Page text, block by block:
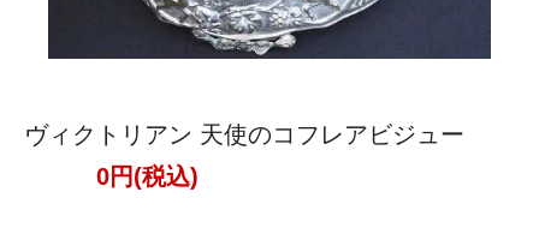
ヴィクトリアン 天使のコフレアビジュー
0円(税込)